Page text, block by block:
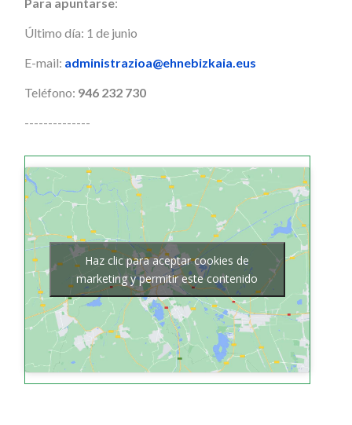
Último día: 1 de junio
E-mail: administrazioa@ehnebizkaia.eus
Teléfono: 946 232 730
--------------
Haz clic para aceptar cookies de
marketing y permitir este contenido